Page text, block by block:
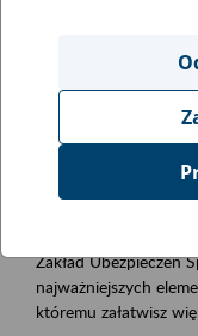
obsługa klientów
Event description
Platforma Usług
Zakład Ubezpieczeń
najważniejszych
któremu załatwisz